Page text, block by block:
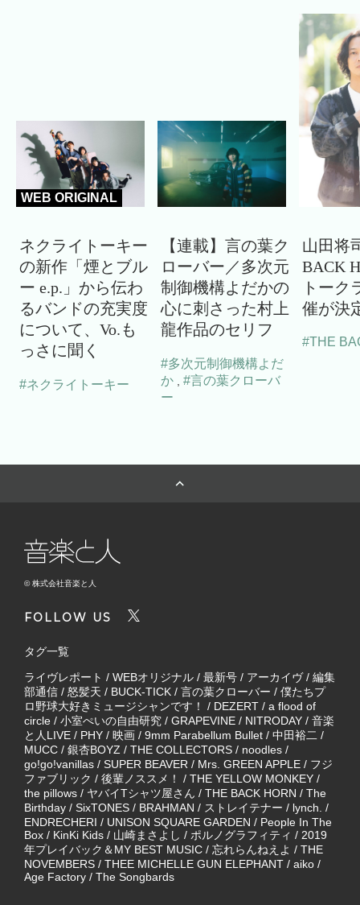
WEB ORIGINAL
ネクライトーキー
の新作「煙とブル
ー e.p.」から伝わ
るバンドの充実度
について、Vo.も
っさに聞く
#ネクライトーキー
【連載】言の葉ク
ローバー／多次元
制御機構よだかの
心に刺さった村上
龍作品のセリフ
#多次元制御機構よだ
か
#言の葉クローバ
ー
山田将
BACK
トーク
催が決
#THE
© 株式会社音楽と人
FOLLOW US
タグ一覧
ライヴレポート / WEBオリジナル / 最新号 / アーカイヴ/ 編集
部通信 / 怒髪天 / BUCK-TICK / 言の葉クローバー / 僕たちプ
ロ野球大好きミュージシャンです！
/ DEZERT / a flood of
circle / 小室ぺいの自由研究 / GRAPEVINE / NITRODAY / 音楽
と人LIVE / PHY / 映画 / 9mm Parabellum Bullet / 中田裕二 /
MUCC / 銀杏BOYZ / THE COLLECTORS / noodles /
go!go!vanillas / SUPER BEAVER / Mrs. GREEN APPLE / フジ
ファブリック / 後輩ノススメ！ / THE YELLOW MONKEY /
the pillows / ヤバイTシャツ屋さん / THE BACK HORN / The
Birthday / SixTONES / BRAHMAN / ストレイテナー / lynch. /
ENDRECHERI / UNISON SQUARE GARDEN / People In The
Box / KinKi Kids / 山崎まさよし / ポルノグラフィティ / 2019
年プレイバック＆MY BEST MUSIC / 忘れらんねえよ / THE
NOVEMBERS / THEE MICHELLE GUN ELEPHANT / aiko /
Age Factory / The Songbards